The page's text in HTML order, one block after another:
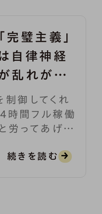
「完璧主義」
自律神経
乱れがち？
活習慣や
格でセル
フチェック
制御してくれ
時間フル稼働
労ってあげな
なってしまい
続きを読む